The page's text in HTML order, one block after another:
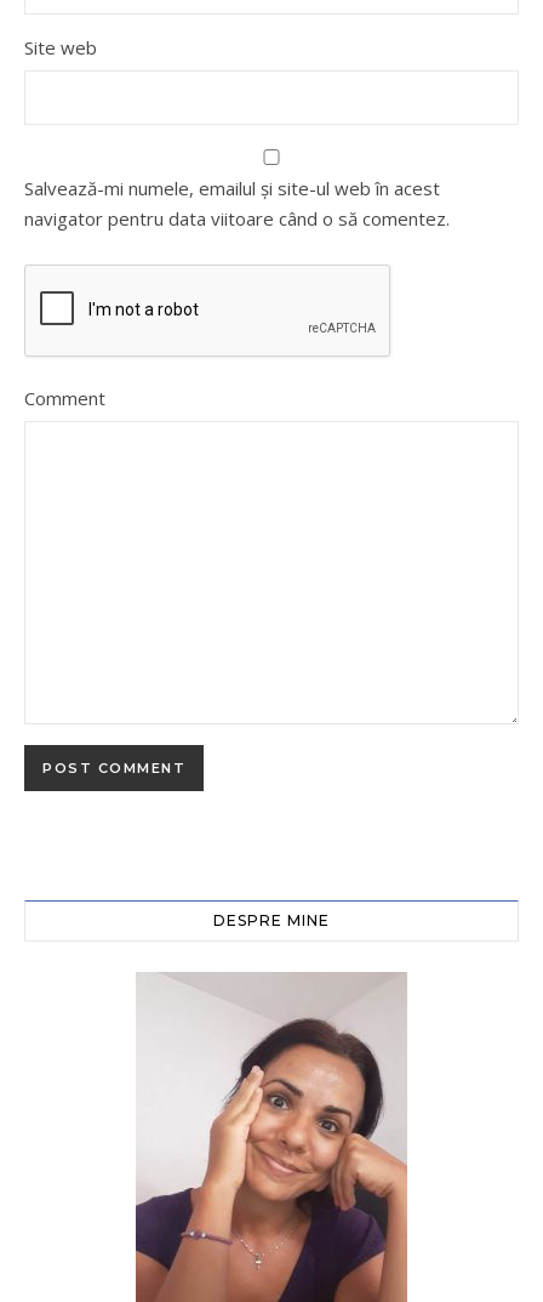
Site web
Salvează-mi numele, emailul și site-ul web în acest
navigator pentru data viitoare când o să comentez.
Comment
DESPRE MINE